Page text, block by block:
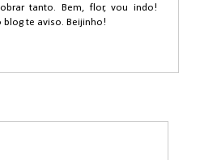
tanto. Bem, flor, vou indo!
blog te aviso. Beijinho!